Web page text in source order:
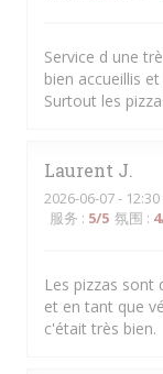
Service d une
bien accueillis
Surtout les
Laurent J
2026-06-07-
服务 : 5/5 氛围 : 4
Les pizzas sont
et en tant que
c'était très bien.